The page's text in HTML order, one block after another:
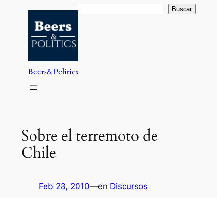
contenido
Buscar Buscar
Beers&Politics
Sobre el terremoto de
Chile
Feb 28, 2010—en Discursos